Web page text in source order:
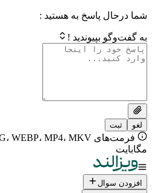
پاسخ به هستید :
!